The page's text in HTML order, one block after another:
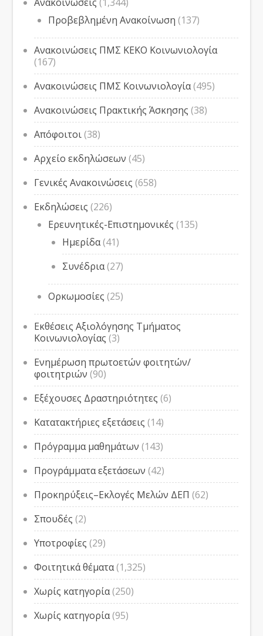
Προβεβλημένη Ανακοίνωση (137)
Ανακοινώσεις ΠΜΣ ΚΕΚΟ Κοινωνιολογία
(167)
Ανακοινώσεις ΠΜΣ Κοινωνιολογία(495)
Ανακοινώσεις Πρακτικής Άσκησης (38)
Απόφοιτοι(38)
Αρχείο εκδηλώσεων (45)
Γενικές Ανακοινώσεις (658)
Εκδηλώσεις (226)
Ερευνητικές-Επιστημονικές (135)
Ημερίδα(41)
Συνέδρια(27)
Ορκωμοσίες (25)
Εκθέσεις Αξιολόγησης Τμήματος
Κοινωνιολογίας (3)
Ενημέρωση πρωτοετών φοιτητών/
φοιτητριών (90)
Εξέχουσες Δραστηριότητες (6)
Κατατακτήριες εξετάσεις (14)
Πρόγραμμα μαθημάτων (143)
Προγράμματα εξετάσεων (42)
Προκηρύξεις–Εκλογές Μελών ΔΕΠ (62)
Σπουδές (2)
Υποτροφίες (29)
Φοιτητικά θέματα(1,325)
Χωρίς κατηγορία(250)
Χωρίς κατηγορία(95)